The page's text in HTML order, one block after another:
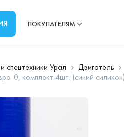
ПОКУПАТЕЛЯМ
спецтехники Урал Двигатель
0, комплект 4шт. (синий силикон)